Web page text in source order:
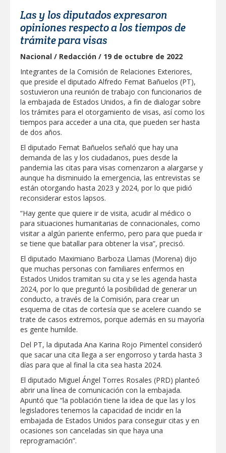
social municipal para los reynosenses
Supervisa rector Dámaso Anaya nueva
sede para la Facultad de Arquitectura de
la UAT en Ciudad Victoria
Agiliza el ITAVU procesos de
escrituración para brindar certeza
patrimonial a más familias de
Tamaulipas
GOBIERNO MUNICIPAL EXHORTA A
PREVENIR ENFERMEDADES DURANTE
LA TEMPORADA DE CALOR
Intensificó Municipio programa de
Respalda la SET acuerdos de la
CONAEDU sobre redes sociales y
escuelas militarizadas
AVANZAN TRABAJOS DE
MODERNIZACIÓN EN AVENIDA
REFORMA; GOBIERNO MUNICIPAL
MANTIENE EL RITMO DE LAS OBRAS
PRIORITARIAS
Atendió Protección Civil de Reynosa
reportes ante lluvias
Realiza Gobierno de Reynosa programa
Acción y Conciencia en Campestre e
Integración Familiar
Las y los diputados expresaron
opiniones respecto a los tiempos de
trámite para visas
Nacional / Redacción / 19 de octubre de 2022
Integrantes de la Comisión de Relaciones Exteriores,
que preside el diputado Alfredo Femat Bañuelos (PT),
sostuvieron una reunión de trabajo con funcionarios de
la embajada de Estados Unidos, a fin de dialogar sobre
los trámites para el otorgamiento de visas, así como los
tiempos para acceder a una cita, que pueden ser hasta
de dos años.
El diputado Femat Bañuelos señaló que hay una
demanda de las y los ciudadanos, pues desde la
pandemia las citas para visas comenzaron a alargarse y
aunque ha disminuido la emergencia, las entrevistas se
están otorgando hasta 2023 y 2024, por lo que pidió
reconsiderar estos lapsos.
“Hay gente que quiere ir de visita, acudir al médico o
para situaciones humanitarias de connacionales, como
visitar a algún pariente enfermo, pero para que pueda ir
se tiene que batallar para obtener la visa”, precisó.
El diputado Maximiano Barboza Llamas (Morena) dijo
que muchas personas con familiares enfermos en
Estados Unidos tramitan su cita y se les agenda hasta
2024, por lo que preguntó la posibilidad de generar un
conducto, a través de la Comisión, para crear un
esquema de citas de cortesía que se acelere cuando se
trate de casos extremos, porque además en su mayoría
es gente humilde.
Del PT, la diputada Ana Karina Rojo Pimentel consideró
que sacar una cita llega a ser engorroso y tarda hasta 3
días para que al final la cita sea hasta 2024.
El diputado Miguel Ángel Torres Rosales (PRD) planteó
abrir una línea de comunicación con la embajada.
Apuntó que “la población tiene la idea de que las y los
legisladores tenemos la capacidad de incidir en la
embajada de Estados Unidos para conseguir citas y en
ocasiones son canceladas sin que haya una
reprogramación”.